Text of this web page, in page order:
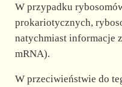
W przypadku
prokariotycznych,
natychmiast informacje
mRNA).
W przeciwieństwie do